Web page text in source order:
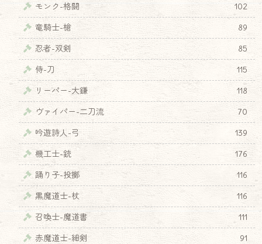
モンク-格闘
102
竜騎士-槍
89
忍者-双剣
85
侍-刀
115
リーパー-大鎌
118
ヴァイパー-二刀流
70
吟遊詩人-弓
139
機工士-銃
176
踊り子-投擲
116
黒魔道士-杖
116
召喚士-魔道書
111
赤魔道士-細剣
91